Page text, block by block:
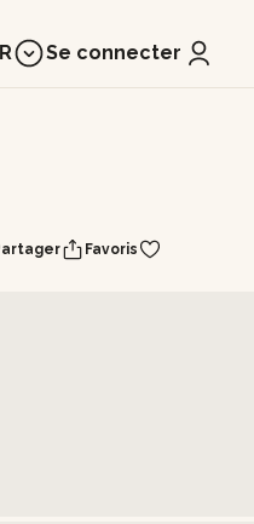
Se connecter
Favoris